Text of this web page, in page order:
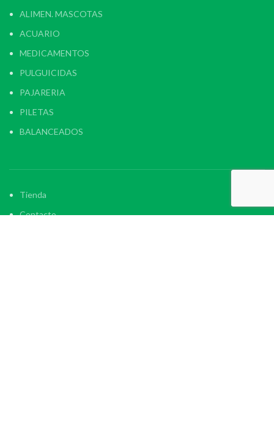
ALIMEN. MASCOTAS
ACUARIO
MEDICAMENTOS
PULGUICIDAS
PAJARERIA
PILETAS
BALANCEADOS
Tienda
Contacto